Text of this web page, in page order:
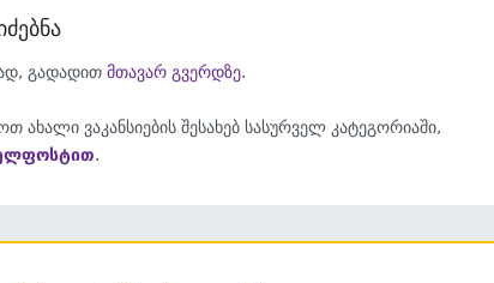
გადადით მთავარ გვერდზე.
ახალი ვაკანსიების შესახებ სასურველ კატეგორიაში,
.